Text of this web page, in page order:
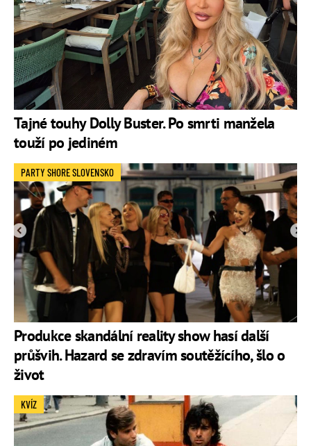
Tajné touhy Dolly Buster. Po smrti manžela
touží po jediném
Produkce skandální reality show hasí další
průšvih. Hazard se zdravím soutěžícího, šlo o
život
PARTY SHORE SLOVENSKO
KVÍZ